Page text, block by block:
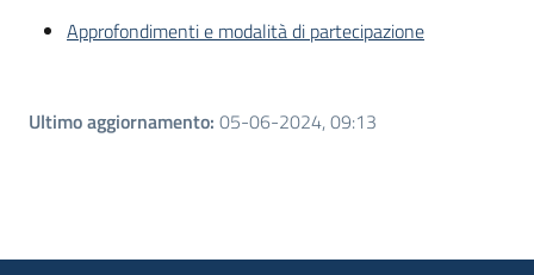
Approfondimenti e modalità di partecipazione
Ultimo aggiornamento: 05-06-2024, 09:13